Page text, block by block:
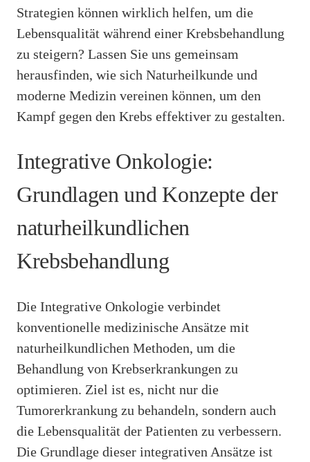
Strategien können wirklich helfen, um die
Lebensqualität während einer Krebsbehandlung
zu steigern? Lassen Sie uns gemeinsam
herausfinden, wie sich Naturheilkunde und
moderne Medizin vereinen können, um den
Kampf gegen den Krebs effektiver zu gestalten.
Integrative Onkologie:
Grundlagen und Konzepte der
naturheilkundlichen
Krebsbehandlung
Die Integrative Onkologie verbindet
konventionelle medizinische Ansätze mit
naturheilkundlichen Methoden, um die
Behandlung von Krebserkrankungen zu
optimieren. Ziel ist es, nicht nur die
Tumorerkrankung zu behandeln, sondern auch
die Lebensqualität der Patienten zu verbessern.
Die Grundlage dieser integrativen Ansätze ist